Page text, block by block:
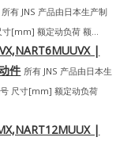
所有 JNS 产品由日本生产制
[mm] 额定动负荷 额...
|
件 所有 JNS 产品由日本生
尺寸[mm] 额定动负荷
|